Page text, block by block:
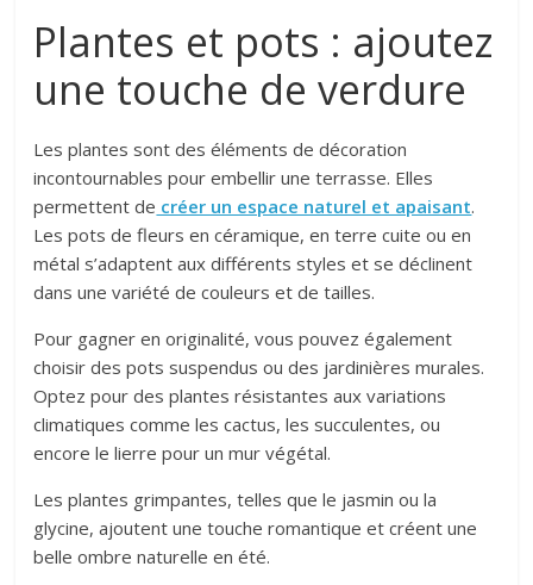
Plantes et pots : ajoutez
une touche de verdure
Les plantes sont des éléments de décoration
incontournables pour embellir une terrasse. Elles
permettent de créer un espace naturel et apaisant.
Les pots de fleurs en céramique, en terre cuite ou en
métal s’adaptent aux différents styles et se déclinent
dans une variété de couleurs et de tailles.
Pour gagner en originalité, vous pouvez également
choisir des pots suspendus ou des jardinières murales.
Optez pour des plantes résistantes aux variations
climatiques comme les cactus, les succulentes, ou
encore le lierre pour un mur végétal.
Les plantes grimpantes, telles que le jasmin ou la
glycine, ajoutent une touche romantique et créent une
belle ombre naturelle en été.